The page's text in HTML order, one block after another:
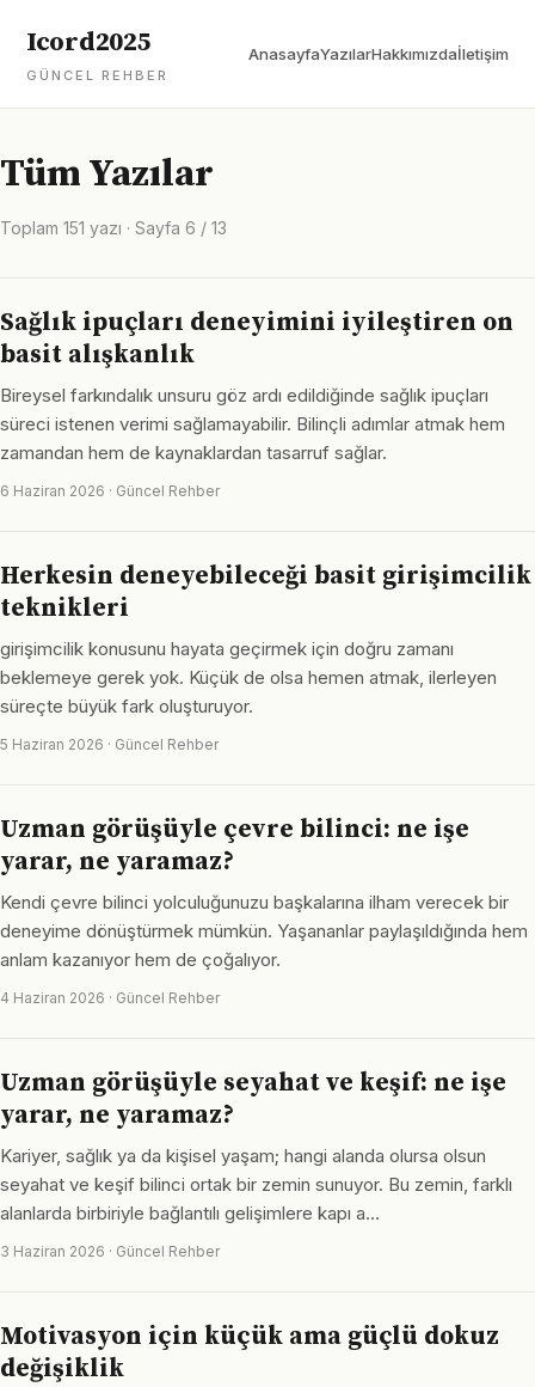
Icord2025
GÜNCEL REHBER
AnasayfaYazılarHakkımızdaİletişim
Tüm Yazılar
Toplam 151 yazı · Sayfa 6 / 13
Sağlık ipuçları deneyimini iyileştiren on
basit alışkanlık
Bireysel farkındalık unsuru göz ardı edildiğinde sağlık ipuçları
süreci istenen verimi sağlamayabilir. Bilinçli adımlar atmak hem
zamandan hem de kaynaklardan tasarruf sağlar.
6 Haziran 2026 · Güncel Rehber
Herkesin deneyebileceği basit girişimcilik
teknikleri
girişimcilik konusunu hayata geçirmek için doğru zamanı
beklemeye gerek yok. Küçük de olsa hemen atmak, ilerleyen
süreçte büyük fark oluşturuyor.
5 Haziran 2026 · Güncel Rehber
Uzman görüşüyle çevre bilinci: ne işe
yarar, ne yaramaz?
Kendi çevre bilinci yolculuğunuzu başkalarına ilham verecek bir
deneyime dönüştürmek mümkün. Yaşananlar paylaşıldığında hem
anlam kazanıyor hem de çoğalıyor.
4 Haziran 2026 · Güncel Rehber
Uzman görüşüyle seyahat ve keşif: ne işe
yarar, ne yaramaz?
Kariyer, sağlık ya da kişisel yaşam; hangi alanda olursa olsun
seyahat ve keşif bilinci ortak bir zemin sunuyor. Bu zemin, farklı
alanlarda birbiriyle bağlantılı gelişimlere kapı a…
3 Haziran 2026 · Güncel Rehber
Motivasyon için küçük ama güçlü dokuz
değişiklik